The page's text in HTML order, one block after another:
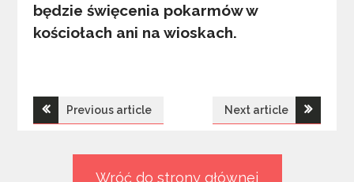
będzie święcenia pokarmów w
kościołach ani na wioskach.
Nawigacja
Previous article Next article
Wróć do strony głównej